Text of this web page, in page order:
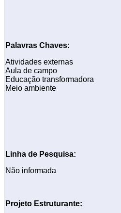
Palavras Chaves:
Atividades externas
Aula de campo
Educação transformadora
Meio ambiente
Linha de Pesquisa:
Não informada
Projeto Estruturante: